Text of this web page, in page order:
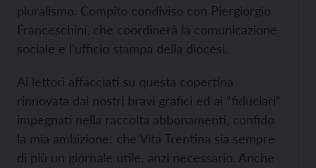
pluralismo. Compito condiviso con Piergiorgio
Franceschini, che coordinerà la comunicazione
sociale e l’ufficio stampa della diocesi.
Ai lettori affacciati su questa copertina
rinnovata dai nostri bravi grafici ed ai “fiduciari”
impegnati nella raccolta abbonamenti, confido
la mia ambizione: che Vita Trentina sia sempre
di più un giornale utile, anzi necessario. Anche